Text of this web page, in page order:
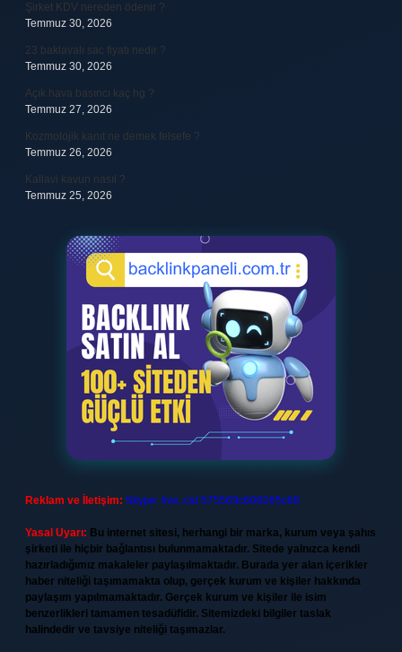
Şirket KDV nereden ödenir ?
Temmuz 30, 2026
23 baklavalı sac fiyatı nedir ?
Temmuz 30, 2026
Açık hava basıncı kaç hg ?
Temmuz 27, 2026
Kozmolojik kanıt ne demek felsefe ?
Temmuz 26, 2026
Kallavi kavun nasıl ?
Temmuz 25, 2026
Reklam ve İletişim: Skype: live:.cid.575569c608265c69
Yasal Uyarı: Bu internet sitesi, herhangi bir marka, kurum veya şahıs
şirketi ile hiçbir bağlantısı bulunmamaktadır. Sitede yalnızca kendi
hazırladığımız makaleler paylaşılmaktadır. Burada yer alan içerikler
haber niteliği taşımamakta olup, gerçek kurum ve kişiler hakkında
paylaşım yapılmamaktadır. Gerçek kurum ve kişiler ile isim
benzerlikleri tamamen tesadüfidir. Sitemizdeki bilgiler taslak
halindedir ve tavsiye niteliği taşımazlar.